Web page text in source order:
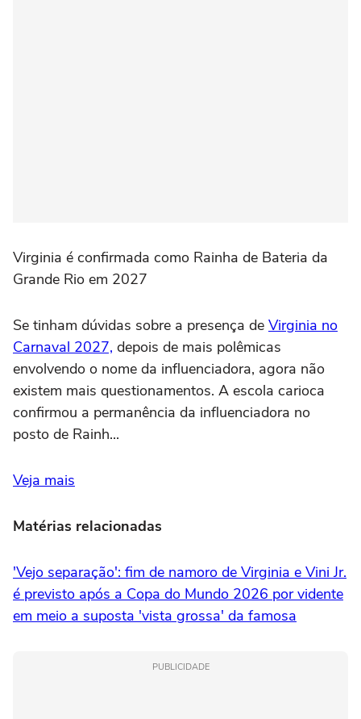
Virginia é confirmada como Rainha de Bateria da
Grande Rio em 2027
Se tinham dúvidas sobre a presença de Virginia no
Carnaval 2027, depois de mais polêmicas
envolvendo o nome da influenciadora, agora não
existem mais questionamentos. A escola carioca
confirmou a permanência da influenciadora no
posto de Rainh...
Veja mais
Matérias relacionadas
'Vejo separação': fim de namoro de Virginia e Vini Jr.
é previsto após a Copa do Mundo 2026 por vidente
em meio a suposta 'vista grossa' da famosa
PUBLICIDADE